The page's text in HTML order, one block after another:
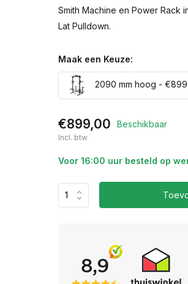
Smith Machine en Power Rack
Lat Pulldown.
Maak een Keuze:
2090 mm hoog -
€899,00 Beschikbaar
Incl. btw
Voor 16:00 uur besteld op